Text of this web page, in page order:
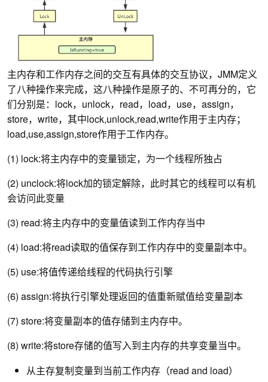
主内存和工作内存之间的交互有具体的交互协议，JMM定义
了八种操作来完成，这八种操作是原子的、不可再分的，它
们分别是：lock，unlock，read，load，use，assign，
store，write，其中lock,unlock,read,write作用于主内存；
load,use,assign,store作用于工作内存。
(1) lock:将主内存中的变量锁定，为一个线程所独占
(2) unclock:将lock加的锁定解除，此时其它的线程可以有机
会访问此变量
(3) read:将主内存中的变量值读到工作内存当中
(4) load:将read读取的值保存到工作内存中的变量副本中。
(5) use:将值传递给线程的代码执行引擎
(6) assign:将执行引擎处理返回的值重新赋值给变量副本
(7) store:将变量副本的值存储到主内存中。
(8) write:将store存储的值写入到主内存的共享变量当中。
从主存复制变量到当前工作内存（read and load）